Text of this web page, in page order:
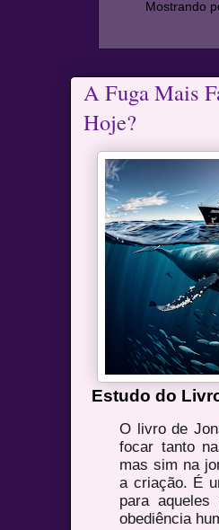
Mostrando
A Fuga Mais
Hoje?
Estudo do
O livro de
focar tanto
mas sim na
a criação. É
para
obediência